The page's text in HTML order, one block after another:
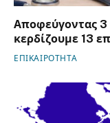
Αποφεύγοντας 3
κερδίζουμε 13
ΕΠΙΚΑΙΡΟΤΗΤΑ